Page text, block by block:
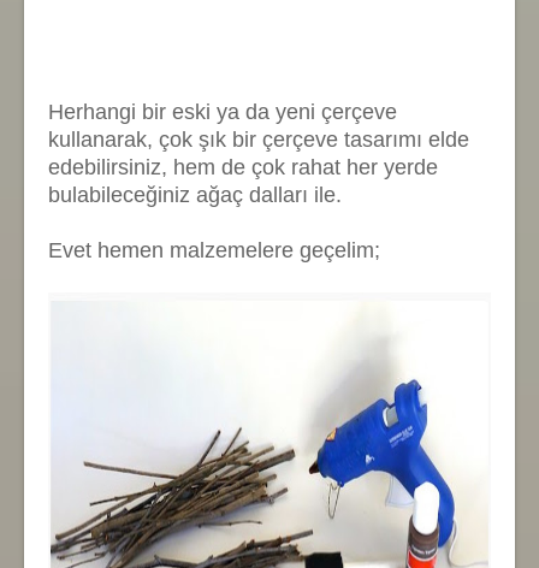
Herhangi bir eski ya da yeni çerçeve
kullanarak, çok şık bir çerçeve tasarımı elde
edebilirsiniz, hem de çok rahat her yerde
bulabileceğiniz ağaç dalları ile.
Evet hemen malzemelere geçelim;